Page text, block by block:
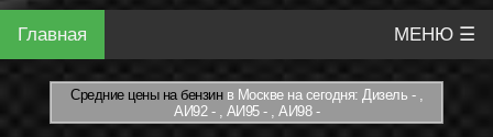
Главная МЕНЮ ☰
Средние цены на бензинв Москве на сегодня: Дизель - ,
АИ92 - , АИ95 - , АИ98 -